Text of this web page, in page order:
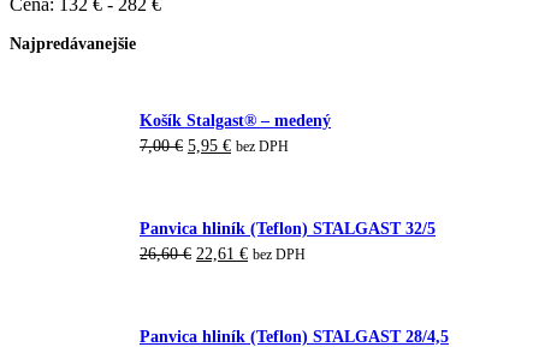
Cena: 132 € - 282 €
Najpredávanejšie
Košík Stalgast® – medený
7,00€ Pôvodná
5,95 €Aktuálna
bez DPH
Panvica hliník (Teflon) STALGAST 32/5
26,60€ Pôvodná
22,61 €Aktuálna
bez DPH
Panvica hliník (Teflon) STALGAST 28/4,5